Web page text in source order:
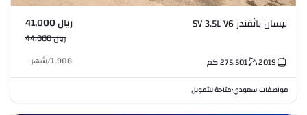
نيسان باثفندر SV 3.5L V6 ريال 41,000
ريال 44,000
2019
275,501كم 1,908
/شهر
مواصفات سعودي•متاحة للتمويل